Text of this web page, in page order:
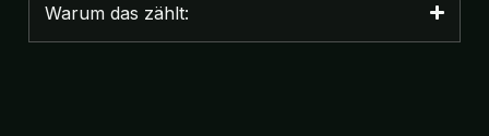
Warum das zählt: